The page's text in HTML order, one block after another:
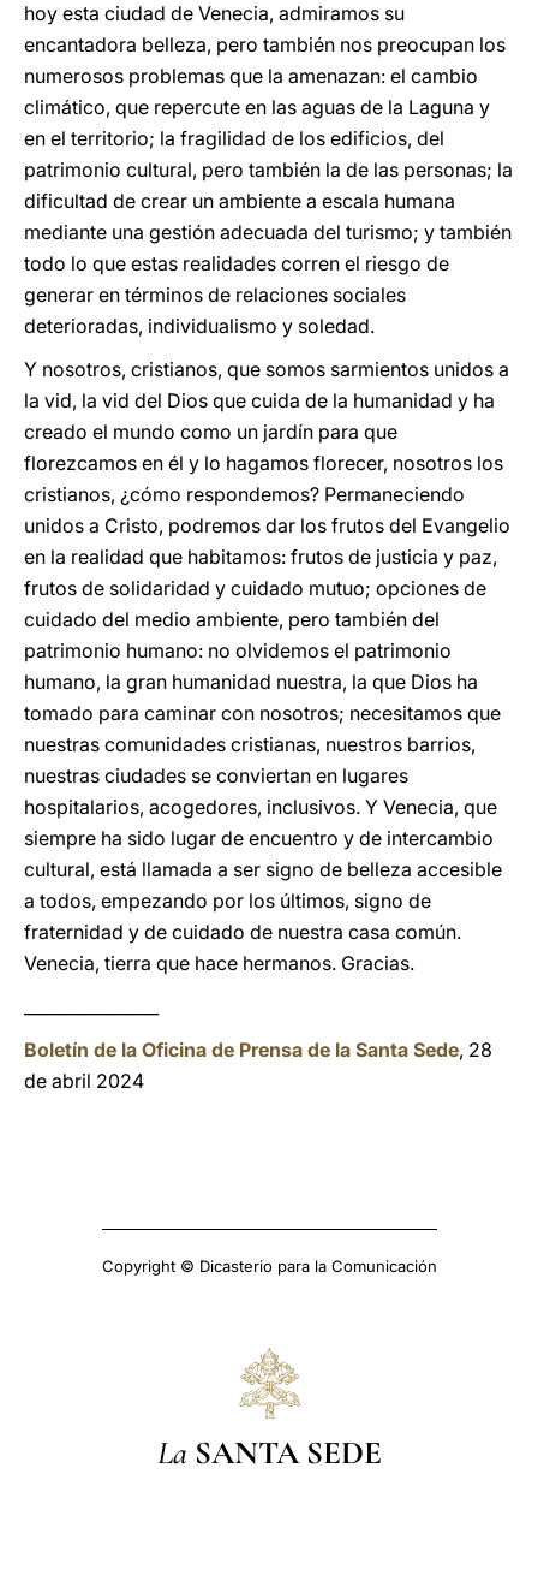
hoy esta ciudad de Venecia, admiramos su
encantadora belleza, pero también nos preocupan los
numerosos problemas que la amenazan: el cambio
climático, que repercute en las aguas de la Laguna y
en el territorio; la fragilidad de los edificios, del
patrimonio cultural, pero también la de las personas; la
dificultad de crear un ambiente a escala humana
mediante una gestión adecuada del turismo; y también
todo lo que estas realidades corren el riesgo de
generar en términos de relaciones sociales
deterioradas, individualismo y soledad.
Y nosotros, cristianos, que somos sarmientos unidos a
la vid, la vid del Dios que cuida de la humanidad y ha
creado el mundo como un jardín para que
florezcamos en él y lo hagamos florecer, nosotros los
cristianos, ¿cómo respondemos? Permaneciendo
unidos a Cristo, podremos dar los frutos del Evangelio
en la realidad que habitamos: frutos de justicia y paz,
frutos de solidaridad y cuidado mutuo; opciones de
cuidado del medio ambiente, pero también del
patrimonio humano: no olvidemos el patrimonio
humano, la gran humanidad nuestra, la que Dios ha
tomado para caminar con nosotros; necesitamos que
nuestras comunidades cristianas, nuestros barrios,
nuestras ciudades se conviertan en lugares
hospitalarios, acogedores, inclusivos. Y Venecia, que
siempre ha sido lugar de encuentro y de intercambio
cultural, está llamada a ser signo de belleza accesible
a todos, empezando por los últimos, signo de
fraternidad y de cuidado de nuestra casa común.
Venecia, tierra que hace hermanos. Gracias.
Boletín de la Oficina de Prensa de la Santa Sede, 28
de abril 2024
Copyright © Dicasterio para la Comunicación
La SANTA SEDE